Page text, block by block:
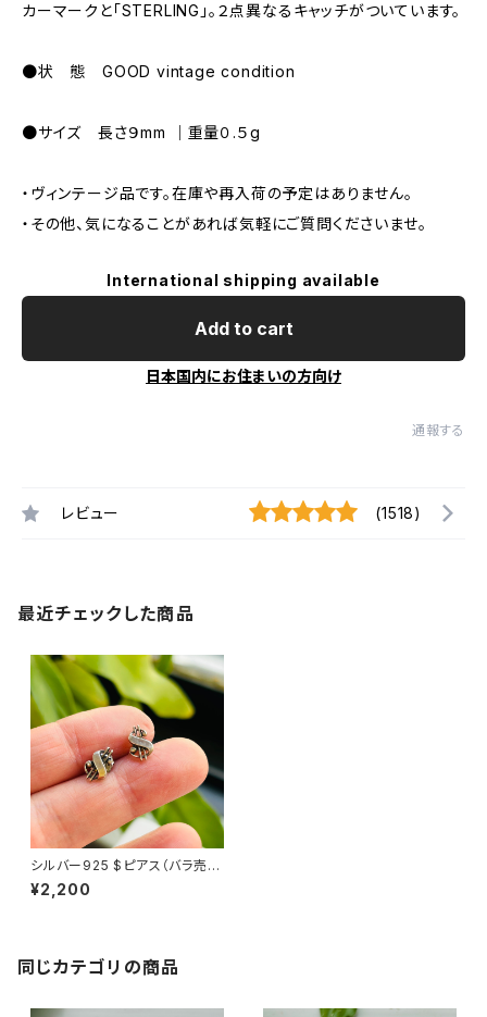
カーマークと「STERLING」。２点異なるキャッチがついています。
●状 態 GOOD vintage condition
●サイズ 長さ９mm ｜重量０.５g
・ヴィンテージ品です。在庫や再入荷の予定はありません。
・その他、気になることがあれば気軽にご質問くださいませ。
International shipping available
Add to cart
日本国内にお住まいの方向け
通報する
レビュー (1518)
最近チェックした商品
シルバー925 $ピアス（バラ売
り）
¥2,200
同じカテゴリの商品